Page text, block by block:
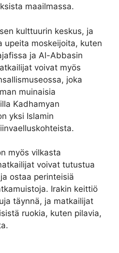
maailmassa.
kulttuurin keskus, ja
upeita moskeijoita, kuten
ja Al-Abbasin
voivat myös
joka
muinaisia
Kadhamyan
yksi Islamin
myös vilkasta
voivat tutustua
ostaa perinteisiä
Irakin keittiö
täynnä, ja matkailijat
ruokia, kuten pilavia,